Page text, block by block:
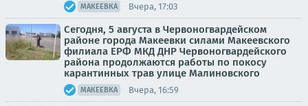
МАКЕЕВКА Вчера, 17:03
Сегодня, 5 августа в Червоногвардейском
районе города Макеевки силами Макеевского
филиала ЕРФ МКД ДНР Червоногвардейского
района продолжаются работы по покосу
карантинных трав улице Малиновского
МАКЕЕВКА Вчера, 16:59